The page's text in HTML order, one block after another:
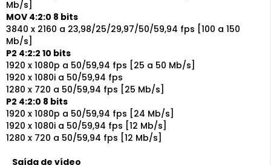
Mb/s]
MOV 4:2:0 8 bits
3840 x 2160 a 23,98/25/29,97/50/59,94 fps [100 a 150
Mb/s]
P2 4:2:2 10 bits
1920 x 1080p a 50/59,94 fps [25 a 50 Mb/s]
1920 x 1080i a 50/59,94 fps
1280 x 720 a 50/59,94 fps [25 Mb/s]
P2 4:2:0 8 bits
1920 x 1080p a 50/59,94 fps [24 Mb/s]
1920 x 1080i a 50/59,94 fps [12 Mb/s]
1280 x 720 a 50/59,94 fps [12 Mb/s]
Saída de vídeo